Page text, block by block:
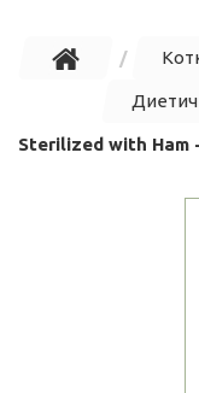
Sterilized with Ham